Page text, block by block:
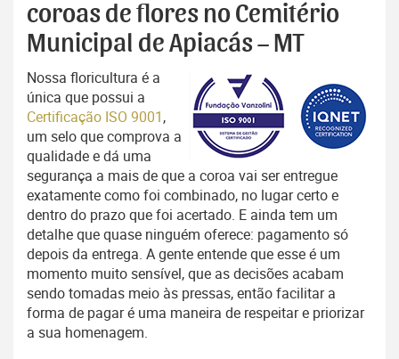
coroas de flores no Cemitério
Municipal de Apiacás – MT
Nossa floricultura é a
única que possui a
Certificação ISO 9001,
um selo que comprova a
qualidade e dá uma
segurança a mais de que a coroa vai ser entregue
exatamente como foi combinado, no lugar certo e
dentro do prazo que foi acertado. E ainda tem um
detalhe que quase ninguém oferece: pagamento só
depois da entrega. A gente entende que esse é um
momento muito sensível, que as decisões acabam
sendo tomadas meio às pressas, então facilitar a
forma de pagar é uma maneira de respeitar e priorizar
a sua homenagem.